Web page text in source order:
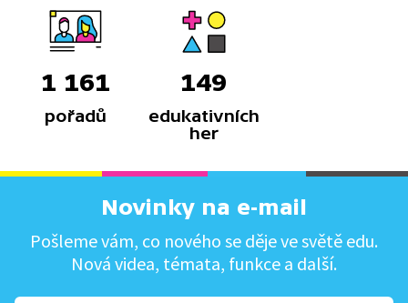
1 161
pořadů
149
edukativních
her
Novinky na e-mail
Pošleme vám, co nového se děje ve světě edu.
Nová videa, témata, funkce a další.